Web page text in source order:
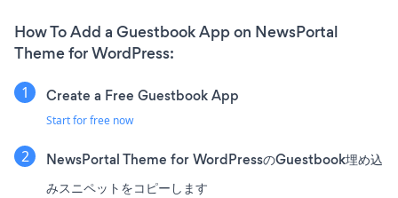
How To Add a Guestbook App on NewsPortal
Theme for WordPress:
Create a Free Guestbook App
Start for free now
NewsPortal Theme for WordPressのGuestbook埋め込
みスニペットをコピーします